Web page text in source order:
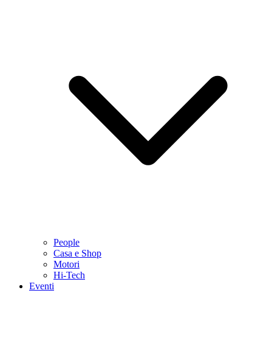
People
Casa e Shop
Motori
Hi-Tech
Eventi